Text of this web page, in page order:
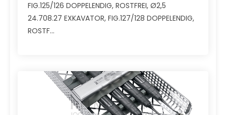
FIG.125/126 DOPPELENDIG, ROSTFREI, Ø2,5
24.708.27 EXKAVATOR, FIG.127/128 DOPPELENDIG,
ROSTF...